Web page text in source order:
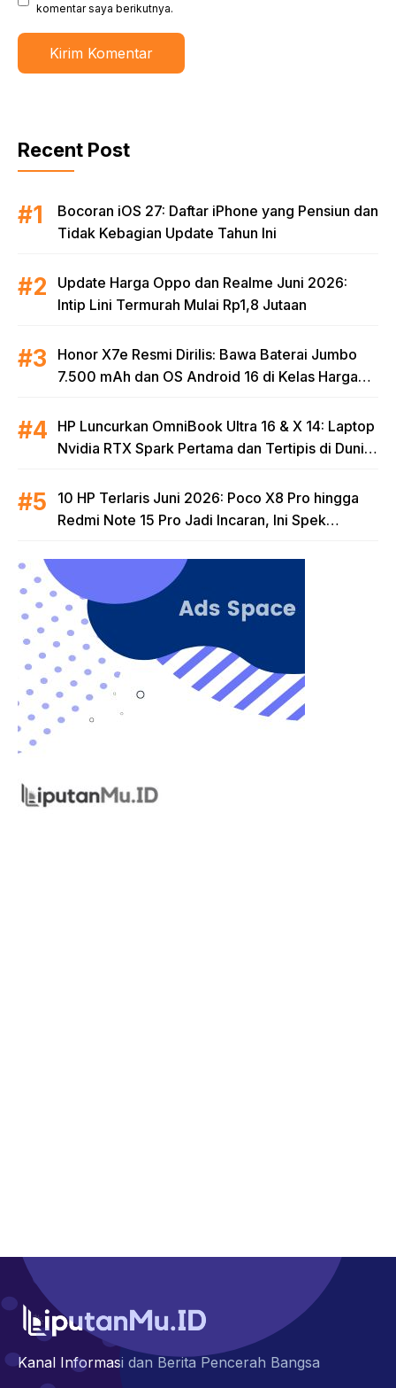
komentar saya berikutnya.
Recent Post
Bocoran iOS 27: Daftar iPhone yang Pensiun dan
Tidak Kebagian Update Tahun Ini
Update Harga Oppo dan Realme Juni 2026:
Intip Lini Termurah Mulai Rp1,8 Jutaan
Honor X7e Resmi Dirilis: Bawa Baterai Jumbo
7.500 mAh dan OS Android 16 di Kelas Harga
HP Luncurkan OmniBook Ultra 16 & X 14: Laptop
Nvidia RTX Spark Pertama dan Tertipis di Dunia
10 HP Terlaris Juni 2026: Poco X8 Pro hingga
Redmi Note 15 Pro Jadi Incaran, Ini Spek
Kanal Informasi dan Berita Pencerah Bangsa